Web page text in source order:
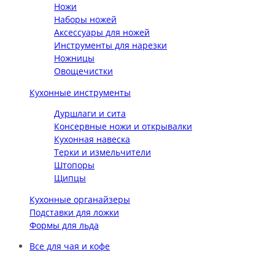
Ножи
Наборы ножей
Аксессуары для ножей
Инструменты для нарезки
Ножницы
Овощечистки
Кухонные инструменты
Дуршлаги и сита
Консервные ножи и открывалки
Кухонная навеска
Терки и измельчители
Штопоры
Щипцы
Кухонные органайзеры
Подставки для ложки
Формы для льда
Все для чая и кофе